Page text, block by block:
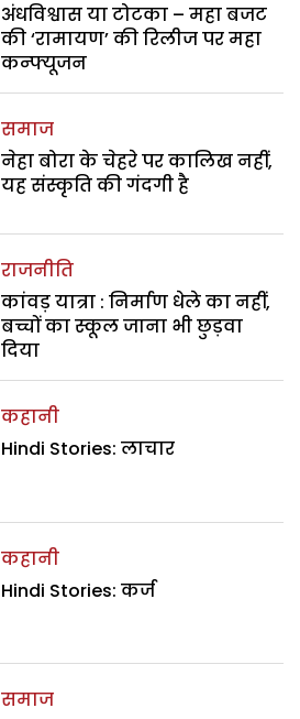
अंधविश्वास या टोटका – महा बजट
की ‘रामायण’ की रिलीज पर महा
कन्फ्यूजन
समाज
नेहा बोरा के चेहरे पर कालिख नहीं,
यह संस्कृति की गंदगी है
राजनीति
कांवड़ यात्रा : निर्माण धेले का नहीं,
बच्चों का स्कूल जाना भी छुड़वा
दिया
कहानी
Hindi Stories: लाचार
कहानी
Hindi Stories: कर्ज
समाज